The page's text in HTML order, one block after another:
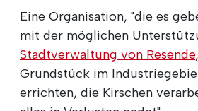
Eine Organisation, "die es
mit der möglichen
Stadtverwaltung von Resende
Grundstück im
errichten, die Kirschen